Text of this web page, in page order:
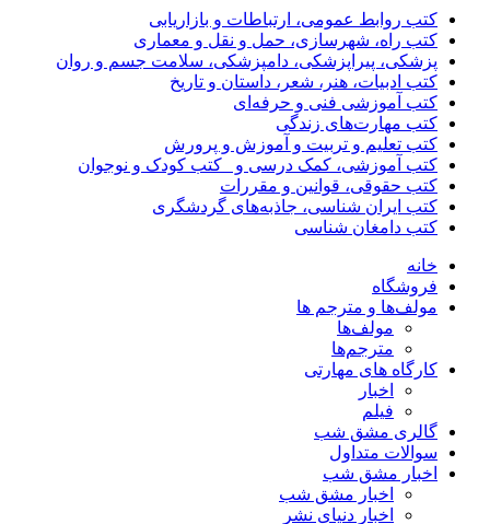
کتب روابط عمومی، ارتباطات و بازاریابی
کتب راه، شهرسازی، حمل و نقل و معماری
پزشکی، پیراپزشکی، دامپزشکی، سلامت جسم و روان
کتب ادبیات، هنر، شعر، داستان و تاریخ
کتب آموزشی فنی و حرفه‌ای
کتب مهارت‌های زندگی
کتب تعلیم و تربیت و آموزش و پرورش
کتب آموزشی، کمک درسی و _کتب کودک و نوجوان
کتب حقوقی، قوانین و مقررات
کتب ایران شناسی، جاذبه‌های گردشگری
کتب دامغان شناسی
خانه
فروشگاه
مولف‌ها و مترجم ها
مولف‌ها
مترجم‌ها
کارگاه های مهارتی
اخبار
فیلم
گالری مشق شب
سوالات متداول
اخبار مشق شب
اخبار مشق شب
اخبار دنیای نشر